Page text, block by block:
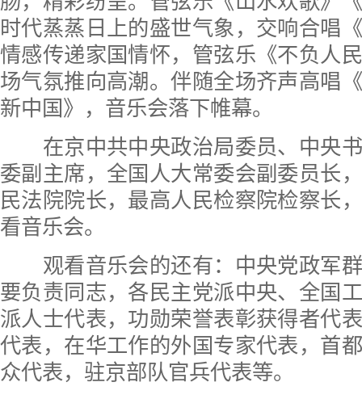
时代蒸蒸日上的盛世气象，交响合唱
情感传递家国情怀，管弦乐《不负人
场气氛推向高潮。伴随全场齐声高唱
新中国》，音乐会落下帷幕。
在京中共中央政治局委员、中央书
委副主席，全国人大常委会副委员长
民法院院长，最高人民检察院检察长
看音乐会。
观看音乐会的还有：中央党政军群
要负责同志，各民主党派中央、全国
派人士代表，功勋荣誉表彰获得者代
代表，在华工作的外国专家代表，首
众代表，驻京部队官兵代表等。